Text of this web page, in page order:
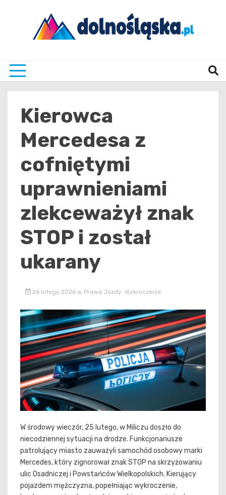
Kierowca
Mercedesa z
cofniętymi
uprawnieniami
zlekceważył znak
STOP i został
ukarany
26 lutego 2026 w Prawa Jazdy Wykroczenia
W środowy wieczór, 25 lutego, w Miliczu doszło do
niecodziennej sytuacji na drodze. Funkcjonariusze
patrolujący miasto zauważyli samochód osobowy marki
Mercedes, który zignorował znak STOP na skrzyżowaniu
ulic Osadniczej i Powstańców Wielkopolskich. Kierujący
pojazdem mężczyzna, popełniając wykroczenie,